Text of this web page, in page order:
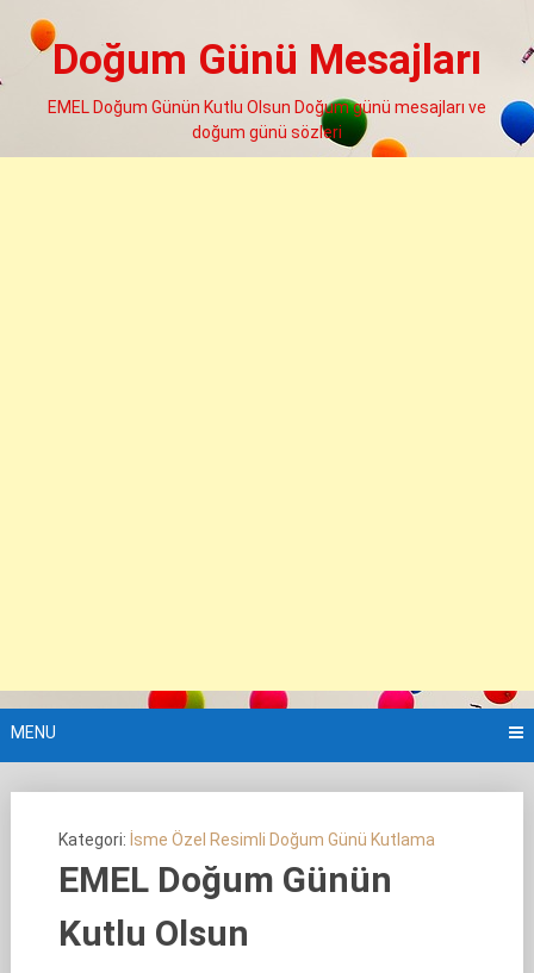
Doğum Günü Mesajları
EMEL Doğum Günün Kutlu Olsun Doğum günü mesajları ve
doğum günü sözleri
MENU
Kategori: İsme Özel Resimli Doğum Günü Kutlama
EMEL Doğum Günün
Kutlu Olsun